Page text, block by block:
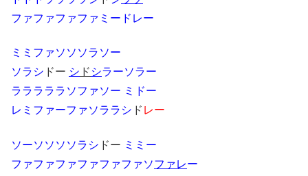
ファファファファミードレー
ミミファソソソラソー
ソラシ ドー シ ド シラーソラー
ラララララソファソー ミドー
レミファーファソララシ ド レー
ソーソソソソラシ ドー ミミー
ファファファファファファソファレー